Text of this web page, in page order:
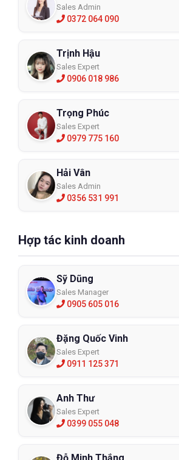
Sales Admin
0372 064 090
Trịnh Hậu
Sales Expert
0906 018 986
Trọng Phúc
Sales Expert
0979 775 160
Hải Vân
Sales Admin
0356 531 991
Hợp tác kinh doanh
Sỹ Dũng
Sales Manager
0905 605 016
Đặng Quốc Vinh
Sales Expert
0911 125 371
Anh Thư
Sales Expert
0399 055 048